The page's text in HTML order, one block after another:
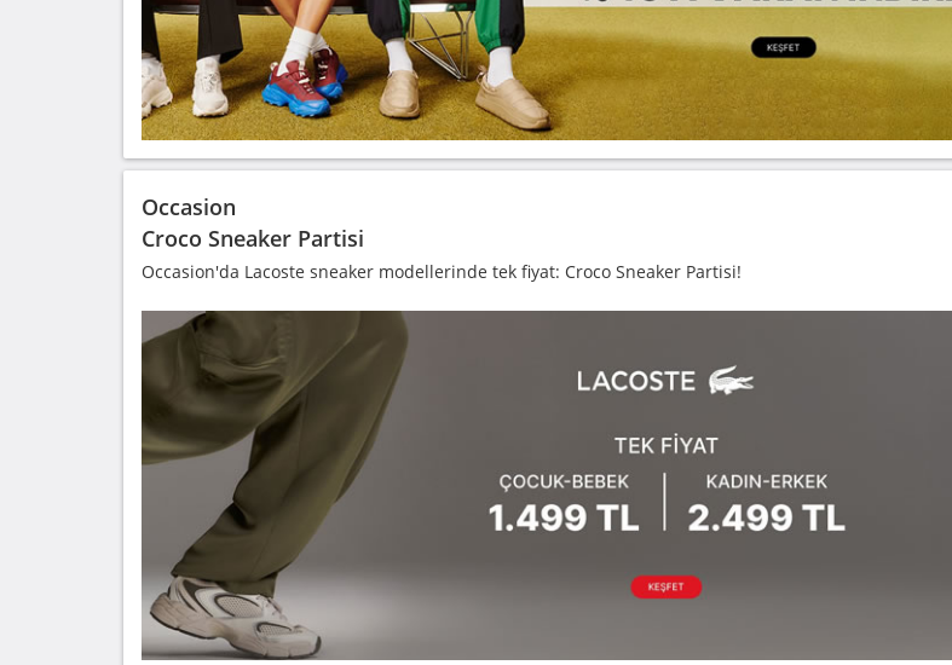
Occasion
Croco Sneaker Partisi
Occasion'da Lacoste sneaker modellerinde tek fiyat: Croco Sneaker Partisi!